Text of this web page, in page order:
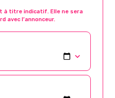
à titre indicatif. Elle ne sera
avec l’annonceur.